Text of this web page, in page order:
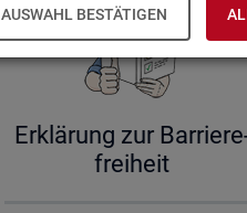
AUSWAHL BESTÄTIGEN
Er­klä­rung zur
frei­heit